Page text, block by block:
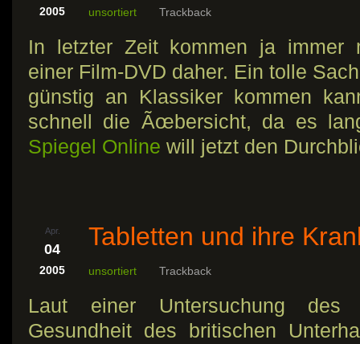
2005 unsortiert Trackback
In letzter Zeit kommen ja immer
einer Film-DVD daher. Ein tolle
günstig an Klassiker kommen
schnell die Ãœbersicht, da es
Spiegel Online will jetzt den
Apr.
04
2005
Tabletten und ihre
unsortiert Trackback
Laut einer Untersuchung des
Gesundheit des britischen